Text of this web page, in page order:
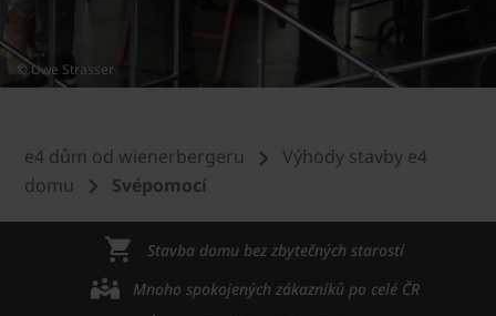
© Uwe Strasser
e4 dům od wienerbergeru
Výhody stavby e4
domu
Svépomocí
Stavba domu bez zbytečných starostí
Mnoho spokojených zákazníků po celé ČR